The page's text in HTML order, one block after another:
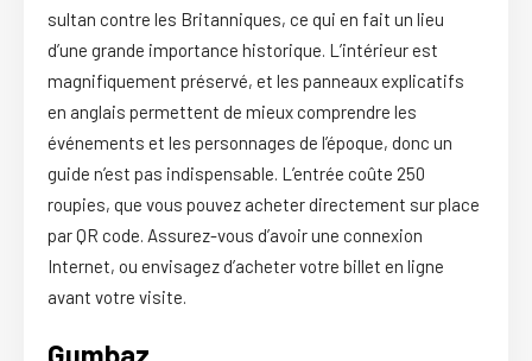
sultan contre les Britanniques, ce qui en fait un lieu
d’une grande importance historique. L’intérieur est
magnifiquement préservé, et les panneaux explicatifs
en anglais permettent de mieux comprendre les
événements et les personnages de l’époque, donc un
guide n’est pas indispensable. L’entrée coûte 250
roupies, que vous pouvez acheter directement sur place
par QR code. Assurez-vous d’avoir une connexion
Internet, ou envisagez d’acheter votre billet en ligne
avant votre visite.